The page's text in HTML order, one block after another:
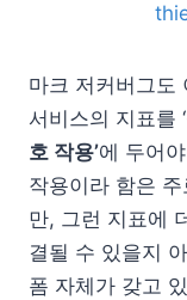
마크 저커버그도
서비스의 지표를
호 작용’에 두어
작용이라 함은
만, 그런 지표에
결될 수 있을지
폼 자체가 갖고